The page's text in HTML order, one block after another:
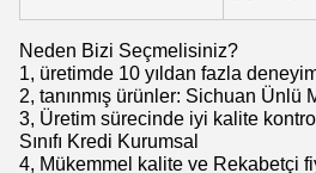
Neden Bizi Seçmelisiniz?
1, üretimde 10 yıldan fazla
2, tanınmış ürünler: Sichuan Ünlü
3, Üretim sürecinde iyi kalite
Sınıfı Kredi Kurumsal
4, Mükemmel kalite ve Rekabetçi